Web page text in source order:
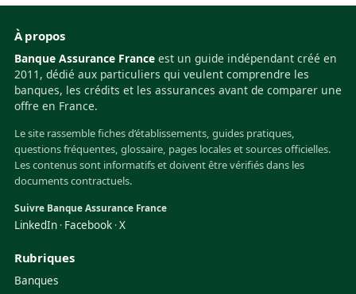
À propos
Banque Assurance France est un guide indépendant créé en
2011, dédié aux particuliers qui veulent comprendre les
banques, les crédits et les assurances avant de comparer une
offre en France.
Le site rassemble fiches d’établissements, guides pratiques,
questions fréquentes, glossaire, pages locales et sources officielles.
Les contenus sont informatifs et doivent être vérifiés dans les
documents contractuels.
Suivre Banque Assurance France
LinkedIn · Facebook ·X
Rubriques
Banques